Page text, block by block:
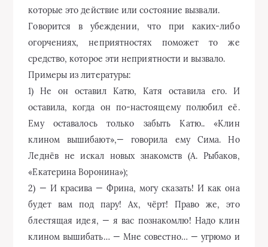
которые это действие или состояние вызвали.
Говорится в убеждении, что при каких-либо
огорчениях, неприятностях поможет то же
средство, которое эти неприятности и вызвало.
Примеры из литературы:
1) Не он оставил Катю, Катя оставила его. И
оставила, когда он по-настоящему полюбил её.
Ему оставалось только забыть Катю.. «Клин
клином вышибают»,— говорила ему Сима. Но
Леднёв не искал новых знакомств (А. Рыбаков,
«Екатерина Воронина»);
2) — И красива — Фрина, могу сказать! И как она
будет вам под пару! Ах, чёрт! Право же, это
блестящая идея, — я вас познакомлю! Надо клин
клином вышибать… — Мне совестно… — угрюмо и